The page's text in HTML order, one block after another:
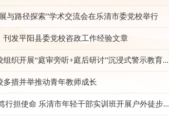
与路径探索”学术交流会在乐清市委党校举行
刊发平阳县委党校咨政工作经验文章
组织开展“庭审旁听+庭后研讨”沉浸式警示教育...
多措并举推动青年教师成长
行担使命 乐清市年轻干部实训班开展户外徒步...